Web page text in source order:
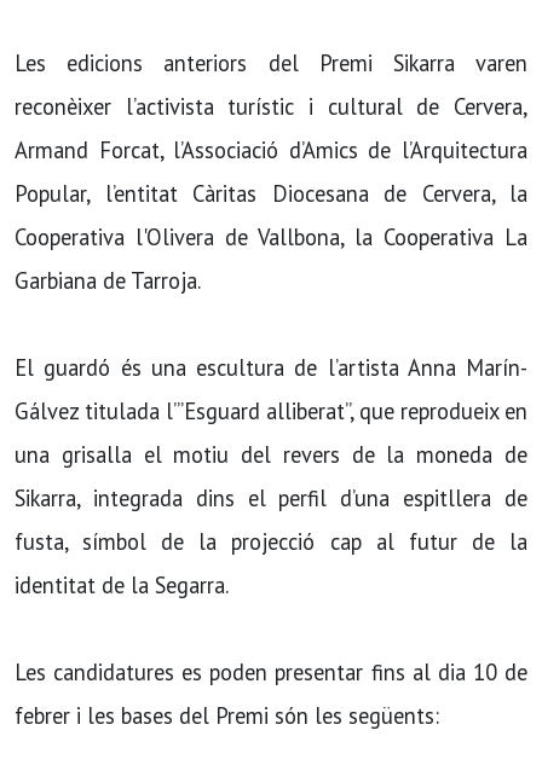
Les edicions anteriors del Premi Sikarra varen
reconèixer l’activista turístic i cultural de Cervera,
Armand Forcat, l’Associació d’Amics de l’Arquitectura
Popular, l’entitat Càritas Diocesana de Cervera, la
Cooperativa l'Olivera de Vallbona, la Cooperativa La
Garbiana de Tarroja.
El guardó és una escultura de l’artista Anna Marín-
Gálvez titulada l’”Esguard alliberat”, que reprodueix en
una grisalla el motiu del revers de la moneda de
Sikarra, integrada dins el perfil d’una espitllera de
fusta, símbol de la projecció cap al futur de la
identitat de la Segarra.
Les candidatures es poden presentar fins al dia 10 de
febrer i les bases del Premi són les següents: